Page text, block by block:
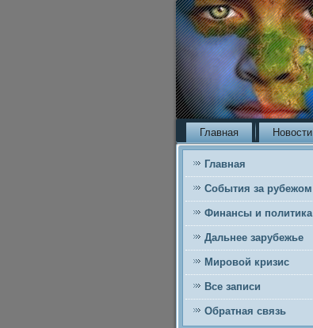
Главная Новости
Главная
События за рубежом
Финансы и политика
Дальнее зарубежье
Мировой кризис
Все записи
Обратная связь